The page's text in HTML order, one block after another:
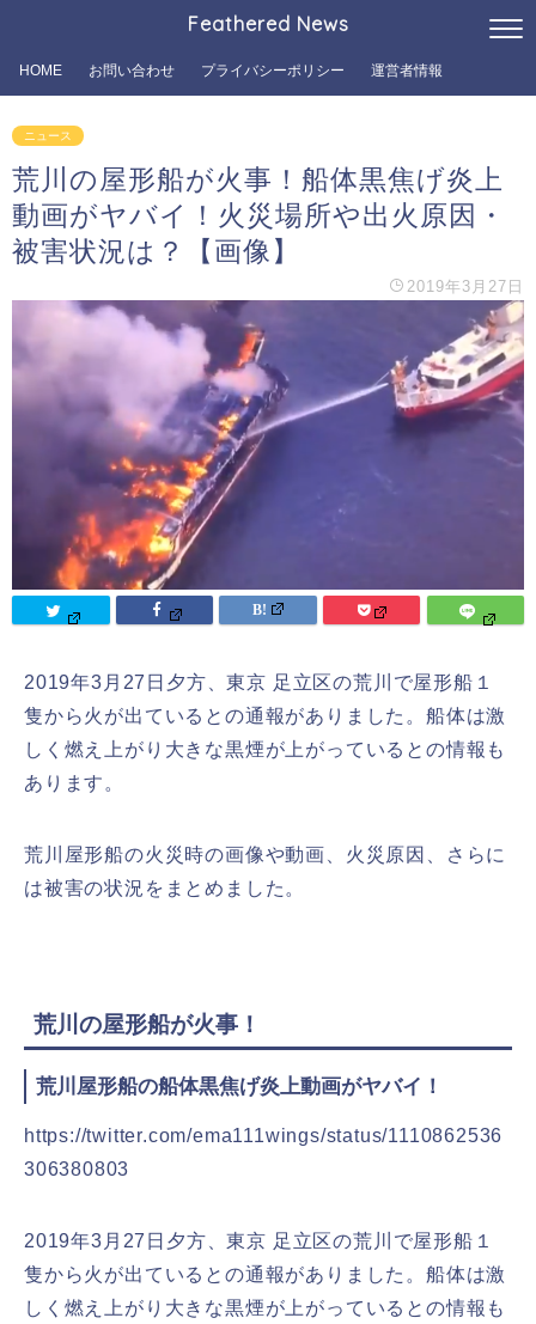
Feathered News
HOME お問い合わせ プライバシーポリシー 運営者情報
ニュース
荒川の屋形船が火事！船体黒焦げ炎上
動画がヤバイ！火災場所や出火原因・
被害状況は？【画像】
2019年3月27日
2019年3月27日夕方、東京 足立区の荒川で屋形船１
隻から火が出ているとの通報がありました。船体は激
しく燃え上がり大きな黒煙が上がっているとの情報も
あります。
荒川屋形船の火災時の画像や動画、火災原因、さらに
は被害の状況をまとめました。
荒川の屋形船が火事！
荒川屋形船の船体黒焦げ炎上動画がヤバイ！
https://twitter.com/ema111wings/status/1110862536
306380803
2019年3月27日夕方、東京 足立区の荒川で屋形船１
隻から火が出ているとの通報がありました。船体は激
しく燃え上がり大きな黒煙が上がっているとの情報も